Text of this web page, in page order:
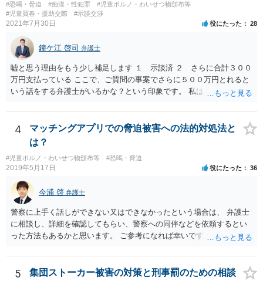
#恐喝・脅迫 #痴漢・性犯罪
#児童ポルノ・わいせつ物頒布等
#児童買春・援助交際
#示談交渉
2021年7月30日 役にたった 28
鐘ケ江 啓司 弁護士
嘘と思う理由をもう少し補足します １ 示談済 ２ さらに合計３００
万円支払っている ここで、ご質問の事案でさらに５００万円とれると
いう話をする弁護士がいるかな？という印象です。 私は、そもそも保
校１年生というのも自称ですよね。
4
マッチングアプリでの脅迫被害への法的対処法と
は？
#児童ポルノ・わいせつ物頒布等 #恐喝・脅迫
2019年5月17日 役にたった 36
今浦 啓 弁護士
警察に上手く話しができない又はできなかったという場合は、 弁護士
に相談し、詳細を確認してもらい、警察への同伴などを依頼するとい
った方法もあるかと思います。 ご参考になれば幸いです。
5
集団ストーカー被害の対策と刑事罰のための相談